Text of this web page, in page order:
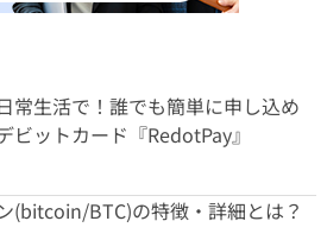
常生活で！誰でも簡単に申し込め
ビットカード『RedotPay』
(bitcoin/BTC)の特徴・詳細とは？